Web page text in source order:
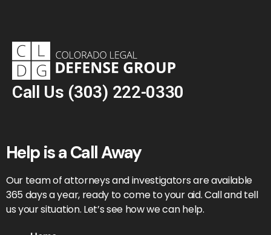
Call Us (303) 222-0330
Help is a Call Away
Our team of attorneys and investigators are available
365 days a year, ready to come to your aid. Call and tell
us your situation. Let’s see how we can help.